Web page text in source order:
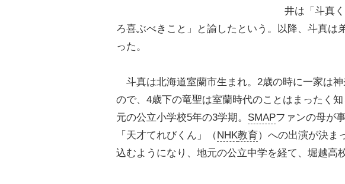
井は「斗真
ろ喜ぶべきこと」と諭したという。以降、斗真は
った。
斗真は北海道室蘭市生まれ。2歳の時に一家は
ので、4歳下の竜聖は室蘭時代のことはまったく
元の公立小学校5年の3学期。 SMAPファンの母が
「天才てれびくん」（NHK教育）への出演が決ま
込むようになり、地元の公立中学を経て、堀越高